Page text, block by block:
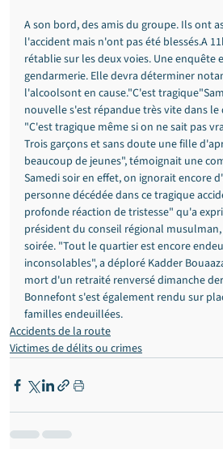
A son bord, des amis du groupe. Ils ont
l'accident mais n'ont pas été blessés.A
rétablie sur les deux voies. Une enquête
gendarmerie. Elle devra déterminer
l'alcoolsont en cause."C'est
nouvelle s'est répandue très vite dans le
"C'est tragique même si on ne sait pas
Trois garçons et sans doute une fille
beaucoup de jeunes", témoignait une
Samedi soir en effet, on ignorait encore
personne décédée dans ce tragique
profonde réaction de tristesse" qu'a
président du conseil régional
soirée. "Tout le quartier est encore
inconsolables", a déploré Kadder
mort d'un retraité renversé dimanche
Bonnefont s'est également rendu sur
familles endeuillées.
Accidents de la route
Victimes de délits ou crimes